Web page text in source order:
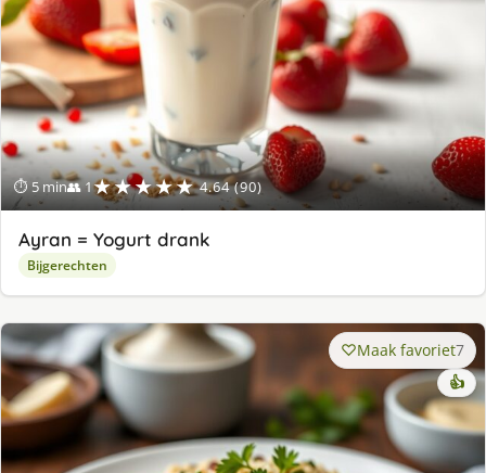
⏱ 5 min👥 1★★★★★ 4.64 (90)
Ayran = Yogurt drank
Bijgerechten
Maak favoriet7
👍